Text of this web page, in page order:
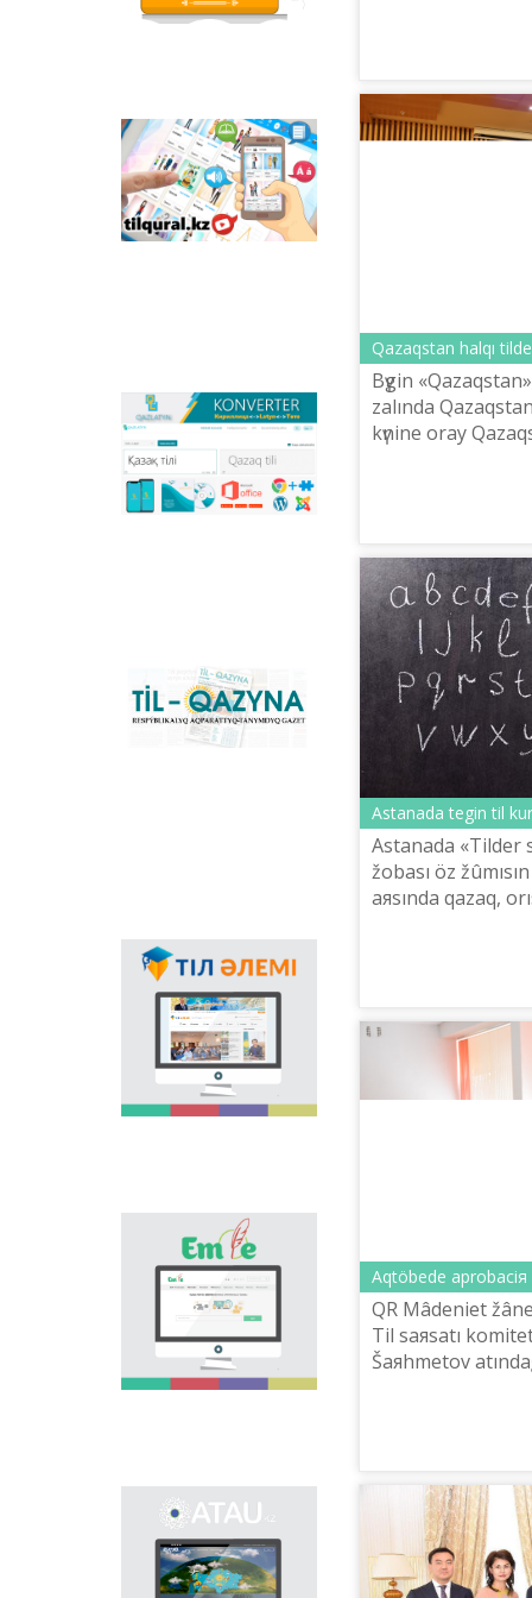
qazaq tіlіndegі otandıq
Tilqural.kz –
memlekettіk tіldі
deñgeylep үyrenuge
arnalğan veb-servis.
Saytta A1 deñgeyі
Qazlatyn.kz –
mâtіnderdі kirilden
latınğa žâne töte
žazuğa onlayn tүrde
sâykestendіretіn
bağdarlamasınıñ
Windows-qa arnalğan
offline-nûsqasın, MS
Office paketіne
«Til-Qazyna»
respublikalıq
aqparattıq-tanımdıq
Memlekettіk tіldіñ
qoldanıs aяsınıñ
keñeюіnde ğalamtor
arqılı tіldі
nasihattaudıñ mañızı
asa zor. Elіmіzdegі osı
bağıttağı alğašqı žoba -
"Tіl âlemі" portalı
nasihattauğa žâne
tanıstıruğa үlesіn
qosadı.
«Emle.kz» эlektrondıq
bazası qazaq tіlіnіñ
orfografiяsına
arnalğan. Bûl bazada
qazaq tіlіnіñ
qoldanıstağı bekіtіlgen
orfografiяlıq sözdіgі,
orfografiяlıq ereželer,
Onomastikalıq
эlektrondıq bazanı
ašudıñ negіzgі maqsatı
- elіmіzdіñ
Qazaqstan halqı
Bүgіn
zalında
kүnіne oray
Astanada tegіn tіl
Astanada «Tіlder
žobası öz
aяsında qazaq,
Aqtöbede aprobaciя
QR Mâdeniet
Tіl saяsatı
Šaяhmetov